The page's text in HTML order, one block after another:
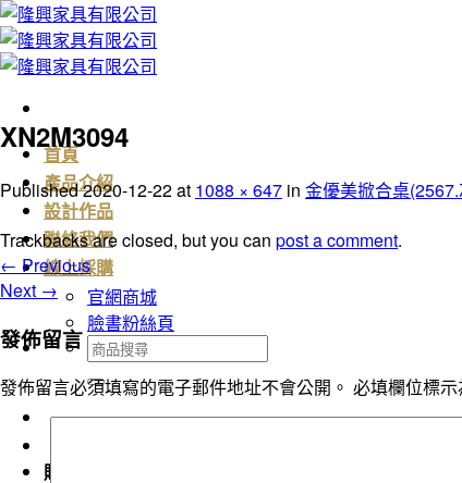
Skip
to
content
首頁
產品介紹
設計作品
聯絡我們
線上採購
官網商城
臉書粉絲頁
搜
尋
關
鍵
購物車
XN2M3094
Published2020-12-22at 1088 × 647 in 金優美掀合桌
Trackbacks are closed, but you can post a comment.
← Previous
Next →
發佈留言
發佈留言必須填寫的電子郵件地址不會公開。 必填欄位標示